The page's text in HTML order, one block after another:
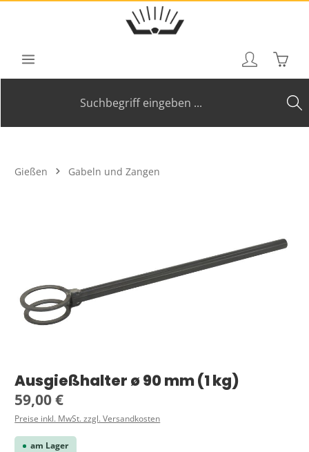
Zum Hauptinhalt springen
Gießen Gabeln und Zangen
Ausgießhalter ø 90 mm (1 kg)
Regulärer Preis:
59,00 €
Preise inkl. MwSt. zzgl. Versandkosten
am Lager